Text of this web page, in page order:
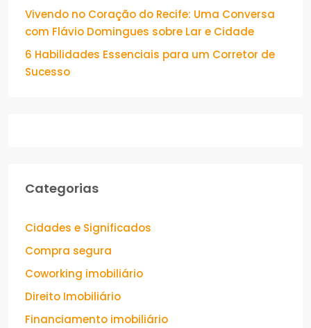
Vivendo no Coração do Recife: Uma Conversa
com Flávio Domingues sobre Lar e Cidade
6 Habilidades Essenciais para um Corretor de
Sucesso
Categorias
Cidades e Significados
Compra segura
Coworking imobiliário
Direito Imobiliário
Financiamento imobiliário